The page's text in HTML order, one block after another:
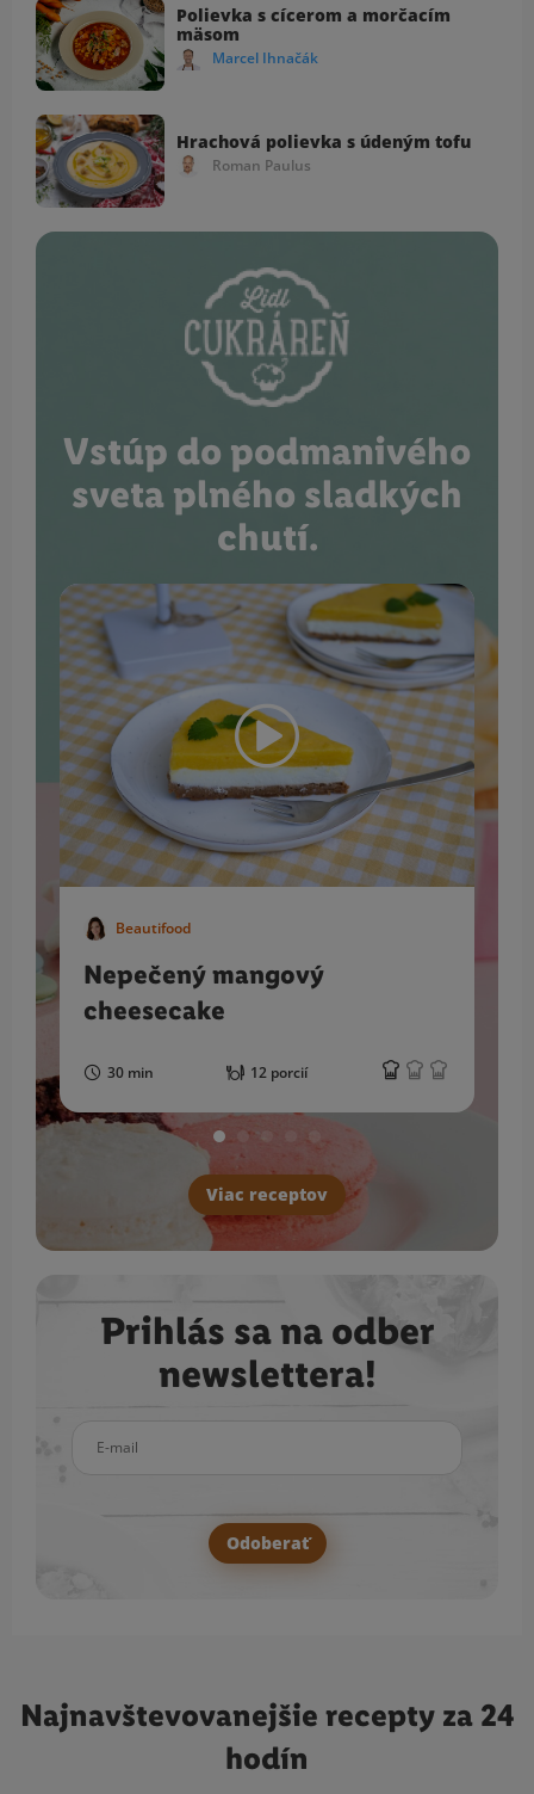
Polievka s cícerom a morčacím
mäsom
Marcel Ihnačák
Hrachová polievka s údeným tofu
Roman Paulus
Vstúp do podmanivého
sveta plného sladkých
chutí.
Beautifood
Nepečený mangový
cheesecake
30 min 12 porcií
Viac receptov
Prihlás sa na odber
newslettera!
Odoberať
Najnavštevovanejšie recepty za 24
hodín